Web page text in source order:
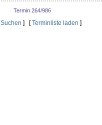
Termin 264/986
Suchen ] [Terminliste laden ]